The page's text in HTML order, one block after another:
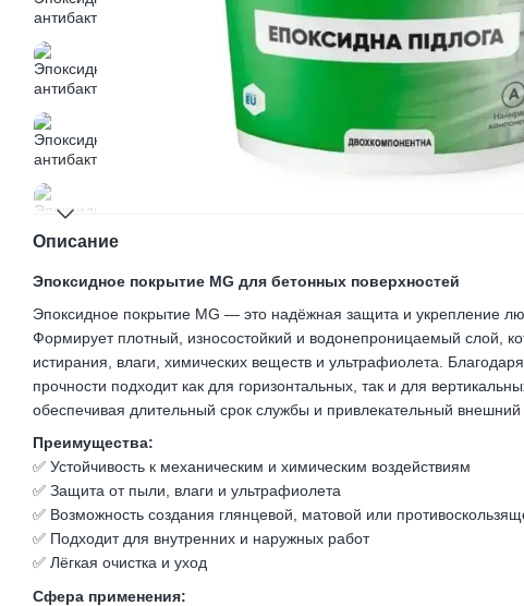
Описание
Эпоксидное покрытие MG для бетонных поверхностей
Эпоксидное покрытие MG — это надёжная защита и укрепление
Формирует плотный, износостойкий и водонепроницаемый слой,
истирания, влаги, химических веществ и ультрафиолета.
прочности подходит как для горизонтальных, так и для
обеспечивая длительный срок службы и привлекательный внешний
Преимущества:
✅ Устойчивость к механическим и химическим воздействиям
✅ Защита от пыли, влаги и ультрафиолета
✅ Возможность создания глянцевой, матовой или
✅ Подходит для внутренних и наружных работ
✅ Лёгкая очистка и уход
Сфера применения: